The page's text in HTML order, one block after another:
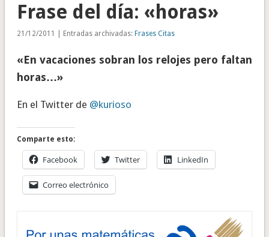
Frase del día: «horas»
21/12/2011 | Entradas archivadas: Frases Citas
«En vacaciones sobran los relojes pero faltan
horas…»
En el Twitter de @kurioso
Comparte esto:
Facebook Twitter LinkedIn
Correo electrónico